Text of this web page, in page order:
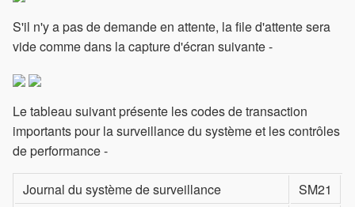
S'il n'y a pas de demande en attente, la file d'attente sera
vide comme dans la capture d'écran suivante -
Le tableau suivant présente les codes de transaction
importants pour la surveillance du système et les contrôles
de performance -
Journal du système de surveillance SM21